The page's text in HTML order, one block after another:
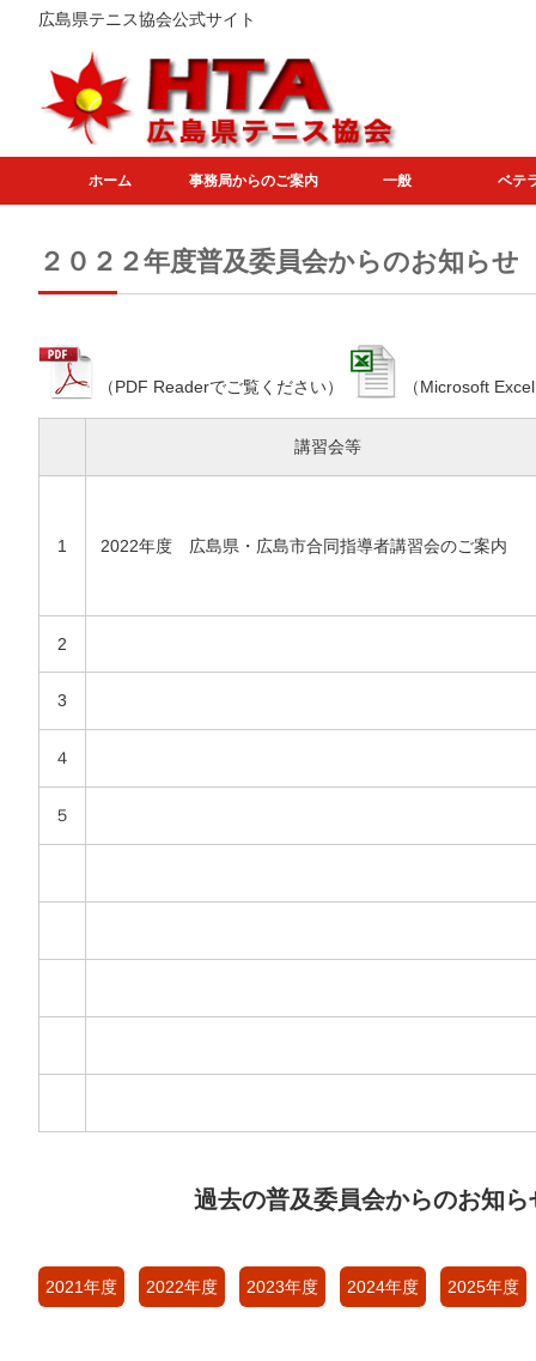
広島県テニス協会公式サイト
ホーム 事務局からのご案内 一般 ベテ
２０２２年度普及委員会からのお知らせ
（PDF Readerでご覧ください） （Microsoft
講習会等
1 2022年度 広島県・広島市合同指導者講習会のご案内
2
3
４
５
過去の普及委員会からのお知
2021年度 2022年度 2023年度 2024年度 2025年度